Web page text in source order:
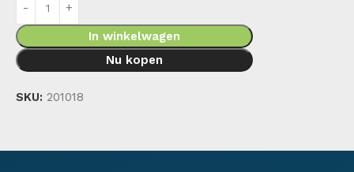
In winkelwagen
Nu kopen
SKU: 201018